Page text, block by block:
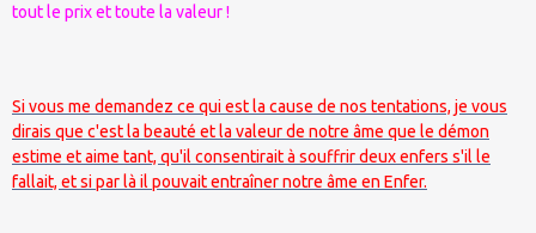
tout le prix et toute la valeur !
Si vous me demandez ce qui est la cause de nos tentations, je vous
dirais que c'est la beauté et la valeur de notre âme que le démon
estime et aime tant, qu'il consentirait à souffrir deux enfers s'il le
fallait, et si par là il pouvait entraîner notre âme en Enfer.